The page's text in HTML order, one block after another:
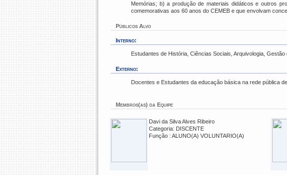
Memórias; b) a produção de materiais didáticos e outros
comemorativas aos 60 anos do CEMEB e que envolvam
Públicos Alvo
Interno:
Estudantes de História, Ciências Sociais, Arquivologia,
Externo:
Docentes e Estudantes da educação básica na rede pública
Membros(as) da Equipe
Davi da Silva Alves Ribeiro
Categoria: DISCENTE
Função : ALUNO(A) VOLUNTARIO(A)